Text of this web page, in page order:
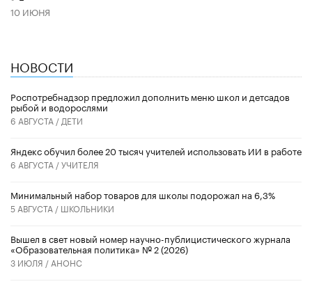
10 ИЮНЯ
НОВОСТИ
Роспотребнадзор предложил дополнить меню школ и детсадов
рыбой и водорослями
6 АВГУСТА / ДЕТИ
​Яндекс обучил более 20 тысяч учителей использовать ИИ в работе
6 АВГУСТА /УЧИТЕЛЯ
Минимальный набор товаров для школы подорожал на 6,3%
5 АВГУСТА / ШКОЛЬНИКИ
Вышел в свет новый номер научно-публицистического журнала
«Образовательная политика» № 2 (2026)
3 ИЮЛЯ / АНОНС